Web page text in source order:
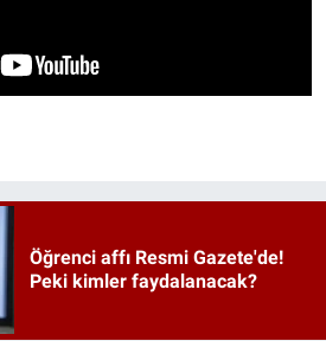
Öğrenci affı Resmi Gazete'de!
Peki kimler faydalanacak?